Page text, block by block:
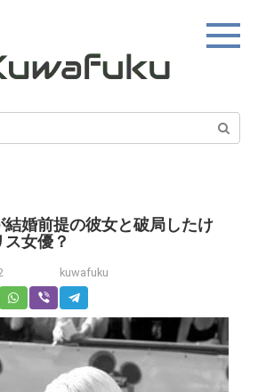
結婚前提の彼女と破局したけ
女優？
kuwafuku